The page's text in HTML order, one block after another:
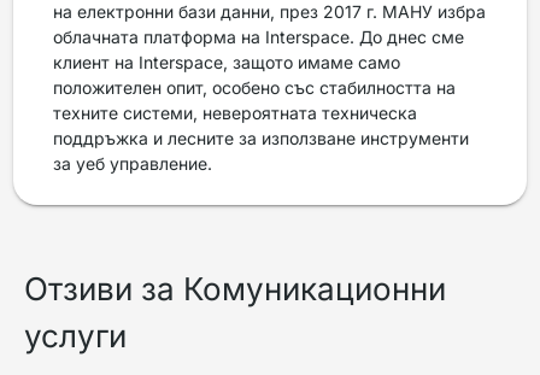
на електронни бази данни, през 2017 г. МАНУ избра
облачната платформа на Interspace. До днес сме
клиент на Interspace, защото имаме само
положителен опит, особено със стабилността на
техните системи, невероятната техническа
поддръжка и лесните за използване инструменти
за уеб управление.
Отзиви за Комуникационни
услуги